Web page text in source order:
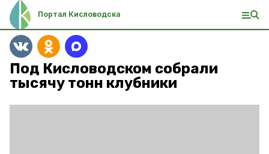
Портал Кисловодска
Под Кисловодском собрали
тысячу тонн клубники